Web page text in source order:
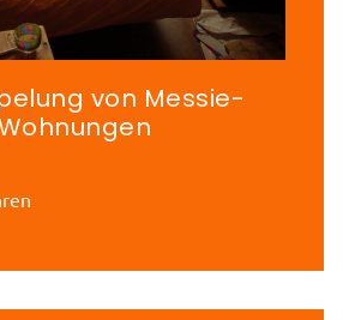
von Messie-